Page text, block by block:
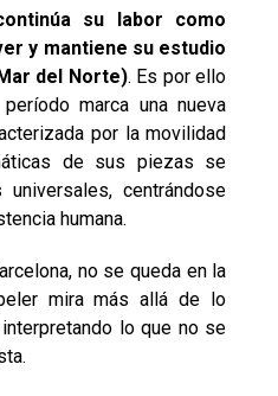
su labor como
y mantiene su estudio
del Norte). Es por ello
marca una nueva
por la movilidad
de sus piezas se
centrándose
humana.
no se queda en la
mira más allá de lo
lo que no se